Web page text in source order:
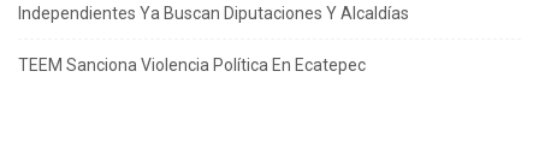
Independientes Ya Buscan Diputaciones Y Alcaldías
TEEM Sanciona Violencia Política En Ecatepec